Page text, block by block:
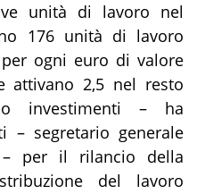
unità di lavoro nel
176 unità di lavoro
ogni euro di valore
attivano 2,5 nel resto
investimenti – ha
– segretario generale
per il rilancio della
del lavoro